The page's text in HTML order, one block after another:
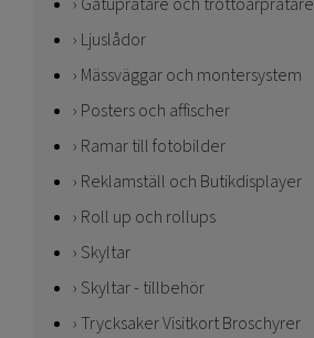
Ljuslådor
Mässväggar och montersystem
Posters och affischer
Ramar till fotobilder
Reklamställ och Butikdisplayer
Roll up och rollups
Skyltar
Skyltar - tillbehör
Trycksaker Visitkort Broschyrer